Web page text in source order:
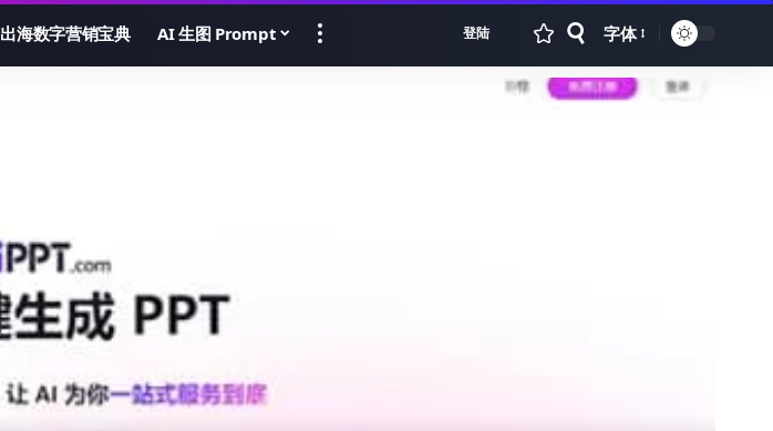
出海数字营销宝典 AI 生图 Prompt 登陆
Font
Resizer
字体